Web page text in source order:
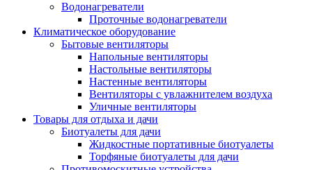
Водонагреватели
Проточные водонагреватели
Климатическое оборудование
Бытовые вентиляторы
Напольные вентиляторы
Настольные вентиляторы
Настенные вентиляторы
Вентиляторы с увлажнителем воздуха
Уличные вентиляторы
Товары для отдыха и дачи
Биотуалеты для дачи
Жидкостные портативные биотуалеты
Торфяные биотуалеты для дачи